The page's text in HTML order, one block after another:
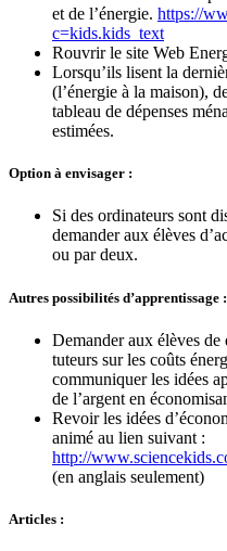
et de l’énergie. https://
c=kids.kids_text
Rouvrir le site Web
Lorsqu’ils lisent la
(l’énergie à la maison),
tableau de dépenses
estimées.
Option à envisager :
Si des ordinateurs sont
demander aux élèves
ou par deux.
Autres possibilités d’apprentissage :
Demander aux élèves de
tuteurs sur les coûts
communiquer les idées
de l’argent en
Revoir les idées
animé au lien suivant :
http://
(en anglais seulement)
Articles :